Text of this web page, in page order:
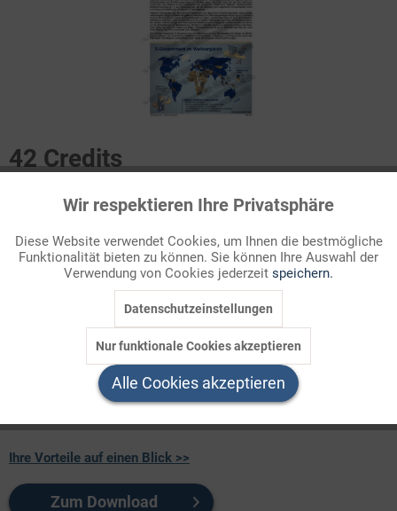
42 Credits
E-Government ist das gesamte Angebot staatlicher Online-
Welchen Download brauchen Sie?
s/w-Version
Ihre Vorteile auf einen Blick >>
Zum Download
Funktionale Aktiv
Marketing Inaktiv
Inaktiv
Wir respektieren Ihre Privatsphäre
Diese Website verwendet Cookies, um Ihnen die bestmögliche
Funktionalität bieten zu können. Sie können Ihre Auswahl der
Verwendung von Cookies jederzeit speichern.
Datenschutzeinstellungen
Nur funktionale Cookies akzeptieren
Alle Cookies akzeptieren